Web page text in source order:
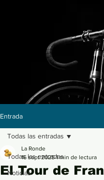
Entrada
Todas las entradas
Noticias
Todas las entradas
El Tour de
La Ronde
16 sept 2025 1 min de lectura